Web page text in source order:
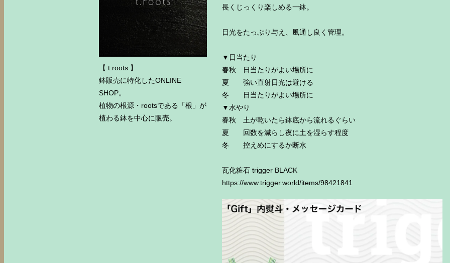
長くじっくり楽しめる一鉢。
日光をたっぷり与え、風通し良く管理。
▼日当たり
春秋 日当たりがよい場所に
夏 強い直射日光は避ける
冬 日当たりがよい場所に
▼水やり
春秋 土が乾いたら鉢底から流れるぐらい
夏 回数を減らし夜に土を湿らす程度
冬 控えめにするか断水
瓦化粧石 trigger BLACK
https://www.trigger.world/items/98421841
【 t.roots 】
鉢販売に特化したONLINE
SHOP。
植物の根源・rootsである「根」が
植わる鉢を中心に販売。